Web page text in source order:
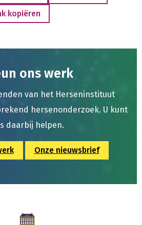
kopiëren
ons werk
van het Herseninstituut
hersenonderzoek. U kunt
daarbij helpen.
Onze nieuwsbrief